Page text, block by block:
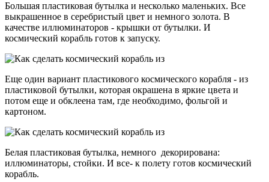
Большая пластиковая бутылка и несколько маленьких. Все
выкрашенное в серебристый цвет и немного золота. В
качестве иллюминаторов - крышки от бутылки. И
космический корабль готов к запуску.
Еще один вариант пластикового космического корабля - из
пластиковой бутылки, которая окрашена в яркие цвета и
потом еще и обклеена там, где необходимо, фольгой и
картоном.
Белая пластиковая бутылка, немного декорирована:
иллюминаторы, стойки. И все- к полету готов космический
корабль.